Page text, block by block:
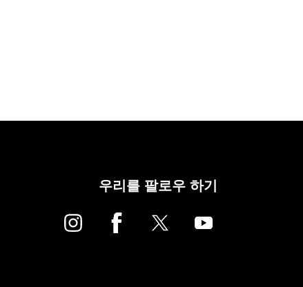
우리를 팔로우 하기